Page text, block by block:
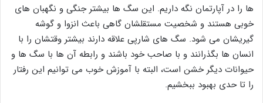
ها را در آپارتمان نگه داریم. این سگ ها بیشتر جنگی و نگهبان های
خوبی هستند و شخصیت مستقلشان گاهی باعث انزوا و گوشه
گیریشان می شود. سگ های شارپی علاقه دارند بیشتر وقتشان را با
انسان ها بگذرانند و با صاحب خود باشند و رابطه آن ها با سگ ها و
حیوانات دیگر خشن است، البته با آموزش خوب می توانیم این رفتار
را تا حدی بهبود ببخشیم.